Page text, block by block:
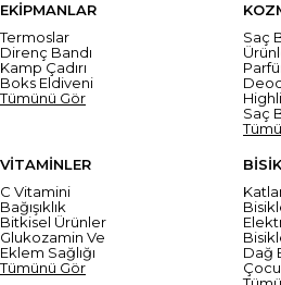
EKİPMANLAR
Termoslar
Direnç Bandı
Kamp Çadırı
Boks Eldiveni
Tümünü Gör
Saç
Saç
VİTAMİNLER
C Vitamini
Bağışıklık
Bitkisel Ürünler
Glukozamin Ve
Eklem Sağlığı
Tümünü Gör
Dağ